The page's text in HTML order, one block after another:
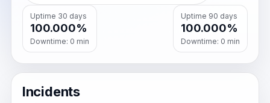
Uptime 30 days
100.000%
Downtime: 0 min
Uptime 90 days
100.000%
Downtime: 0 min
Incidents